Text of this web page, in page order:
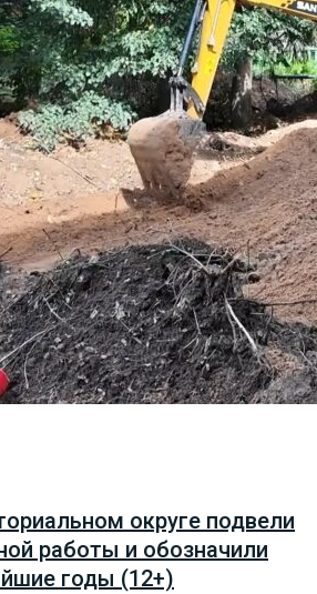
округе подвели
работы и обозначили
годы (12+)